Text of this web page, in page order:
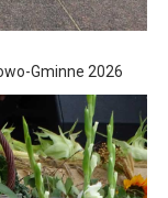
Gminne 2026